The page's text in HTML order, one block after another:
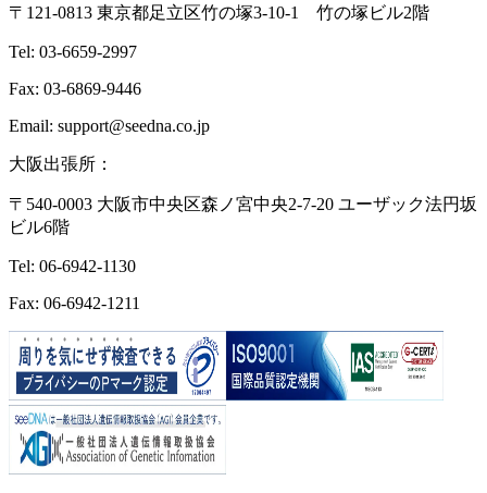
〒121-0813 東京都足立区竹の塚3-10-1 竹の塚ビル2階
Tel: 03-6659-2997
Fax: 03-6869-9446
Email: support@seedna.co.jp
大阪出張所：
〒540-0003 大阪市中央区森ノ宮中央2-7-20 ユーザック法円坂
ビル6階
Tel: 06-6942-1130
Fax: 06-6942-1211